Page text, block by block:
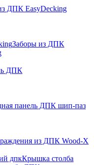
ДПК EasyDecking
Заборы из ДПК
ДПК
панель ДПК шип-паз
из ДПК Wood-X
дпкКрышка столба